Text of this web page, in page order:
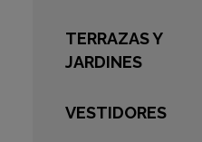
TERRAZAS Y
JARDINES
VESTIDORES